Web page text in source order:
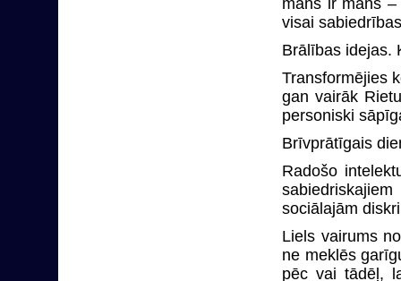
mans ir mans
visai
Brālības idejas.
Transformējies
gan vairāk
personiski
Brīvprātīgais
Radošo
sociālajām
Liels vairums
ne meklēs
pēc vai tādēļ,